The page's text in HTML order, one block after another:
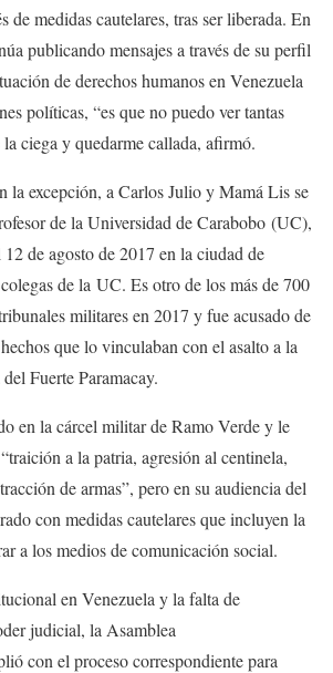
de medidas cautelares, tras ser liberada. En
publicando mensajes a través de su perfil
de derechos humanos en Venezuela
políticas, “es que no puedo ver tantas
ciega y quedarme callada, afirmó.
la excepción, a Carlos Julio y Mamá Lis se
de la Universidad de Carabobo (UC),
de agosto de 2017 en la ciudad de
de la UC. Es otro de los más de 700
militares en 2017 y fue acusado de
que lo vinculaban con el asalto a la
Fuerte Paramacay.
en la cárcel militar de Ramo Verde y le
a la patria, agresión al centinela,
de armas”, pero en su audiencia del
con medidas cautelares que incluyen la
a los medios de comunicación social.
en Venezuela y la falta de
judicial, la Asamblea
con el proceso correspondiente para